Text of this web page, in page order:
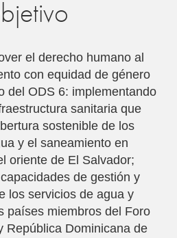
el derecho humano al
con equidad de género
del ODS 6: implementando
sanitaria que
sostenible de los
y el saneamiento en
oriente de El Salvador;
de gestión y
los servicios de agua y
paí­ses miembros del Foro
República Dominicana de